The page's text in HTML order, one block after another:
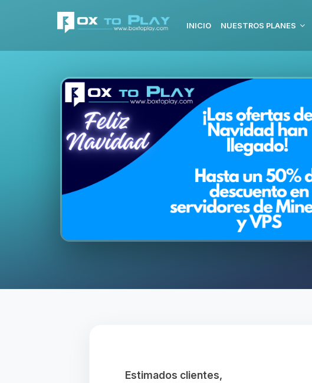
INICIO NUESTROS PLANES
Estimados clientes,